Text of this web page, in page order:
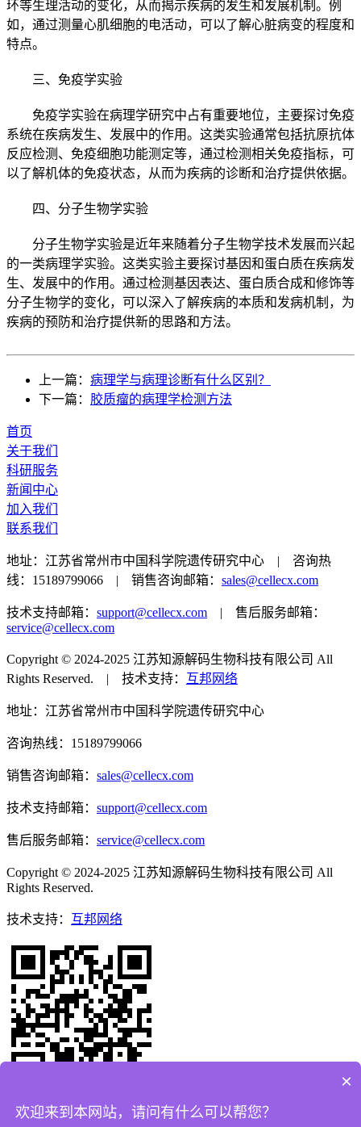
环等生理活动的变化，从而揭示疾病的发生和发展机制。例
如，通过测量心肌细胞的电活动，可以了解心脏病变的程度和
特点。
三、免疫学实验
免疫学实验在病理学研究中占有重要地位，主要探讨免疫
系统在疾病发生、发展中的作用。这类实验通常包括抗原抗体
反应检测、免疫细胞功能测定等，通过检测相关免疫指标，可
以了解机体的免疫状态，从而为疾病的诊断和治疗提供依据。
四、分子生物学实验
分子生物学实验是近年来随着分子生物学技术发展而兴起
的一类病理学实验。这类实验主要探讨基因和蛋白质在疾病发
生、发展中的作用。通过检测基因表达、蛋白质合成和修饰等
分子生物学的变化，可以深入了解疾病的本质和发病机制，为
疾病的预防和治疗提供新的思路和方法。
上一篇： 病理学与病理诊断有什么区别？
下一篇： 胶质瘤的病理学检测方法
首页
关于我们
科研服务
新闻中心
加入我们
联系我们
地址：江苏省常州市中国科学院遗传研究中心 | 咨询热
线：15189799066 | 销售咨询邮箱： sales@cellecx.com
技术支持邮箱： support@cellecx.com | 售后服务邮箱：
service@cellecx.com
Copyright © 2024-2025 江苏知源解码生物科技有限公司 All
Rights Reserved. | 技术支持： 互邦网络
地址：江苏省常州市中国科学院遗传研究中心
咨询热线：15189799066
销售咨询邮箱： sales@cellecx.com
技术支持邮箱： support@cellecx.com
售后服务邮箱： service@cellecx.com
Copyright © 2024-2025 江苏知源解码生物科技有限公司 All
Rights Reserved.
技术支持： 互邦网络
移动端网站
×
欢迎来到本网站，请问有什么可以帮您？